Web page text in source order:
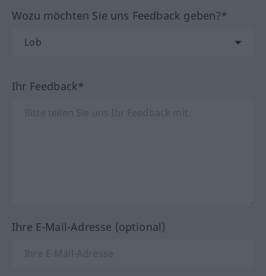
Wozu möchten Sie uns Feedback geben?*
Ihr Feedback*
Ihre E-Mail-Adresse (optional)